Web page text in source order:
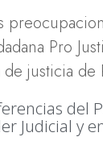
Pro
justicia de
del
Judicial y